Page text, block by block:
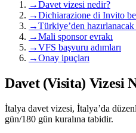
→Davet vizesi nedir?
→Dichiarazione di Invito
→Türkiye’den
→Mali sponsor evrakı
→VFS başvuru adımları
→Onay ipuçları
Davet (Visita) Vizesi
İtalya davet vizesi, İtalya’da
gün/180 gün kuralına tabidir.